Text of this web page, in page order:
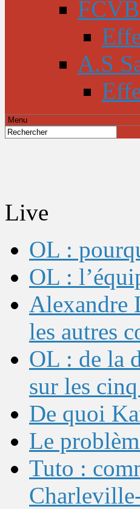
A.S
Live
OL :
OL :
Alexandre
les autres
OL : de la
sur les
De quoi
Le
Tuto :